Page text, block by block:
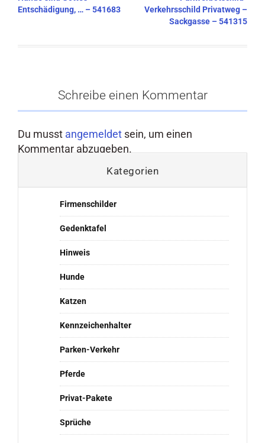
Entschädigung, … – 541683
Verkehrsschild Privatweg –
Sackgasse – 541315
Schreibe einen Kommentar
Du musst angemeldet sein, um einen
Kommentar abzugeben.
Kategorien
Firmenschilder
Gedenktafel
Hinweis
Hunde
Katzen
Kennzeichenhalter
Parken-Verkehr
Pferde
Privat-Pakete
Sprüche